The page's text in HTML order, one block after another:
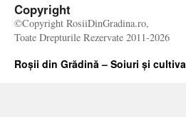
Copyright
©Copyright RosiiDinGradina.ro,
Toate Drepturile Rezervate 2011-2026
Roșii din Grădină – Soiuri și